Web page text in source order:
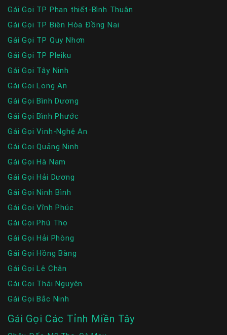
Gái Gọi TP Phan thiết-Bình Thuận
Gái Gọi TP Biên Hòa Đồng Nai
Gái Gọi TP Quy Nhơn
Gái Gọi TP Pleiku
Gái Gọi Tây Ninh
Gái Gọi Long An
Gái Gọi Bình Dương
Gái Gọi Bình Phước
Gái Gọi Vinh-Nghệ An
Gái Gọi Quảng Ninh
Gái Gọi Hà Nam
Gái Gọi Hải Dương
Gái Gọi Ninh Bình
Gái Gọi Vĩnh Phúc
Gái Gọi Phú Thọ
Gái Gọi Hải Phòng
Gái Gọi Hồng Bàng
Gái Gọi Lê Chân
Gái Gọi Thái Nguyên
Gái Gọi Bắc Ninh
Gái Gọi Các Tỉnh Miền Tây